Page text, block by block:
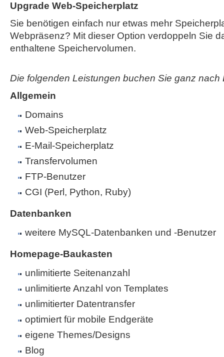
Upgrade Web-Speicherplatz
Sie benötigen einfach nur etwas mehr
Webpräsenz? Mit dieser Option verdoppeln Sie
enthaltene Speichervolumen.
Die folgenden Leistungen buchen Sie ganz nach
Allgemein
Domains
Web-Speicherplatz
E-Mail-Speicherplatz
Transfervolumen
FTP-Benutzer
CGI (Perl, Python, Ruby)
Datenbanken
weitere MySQL-Datenbanken und -Benutzer
Homepage-Baukasten
unlimitierte Seitenanzahl
unlimitierte Anzahl von Templates
unlimitierter Datentransfer
optimiert für mobile Endgeräte
eigene Themes/Designs
Blog